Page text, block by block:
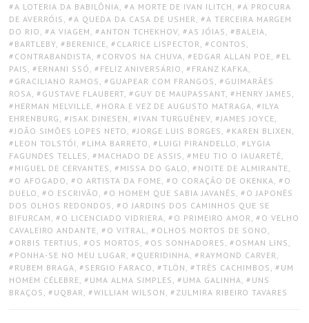
A LOTERIA DA BABILÔNIA, A MORTE DE IVAN ILITCH , A PROCURA
DE AVERRÓIS , A QUEDA DA CASA DE USHER, A TERCEIRA MARGEM
DO RIO , A VIAGEM , ANTON TCHEKHOV, AS JÓIAS , BALEIA,
BARTLEBY, BERENICE, CLARICE LISPECTOR, CONTOS ,
CONTRABANDISTA, CORVOS NA CHUVA, EDGAR ALLAN POE, EL
PAIS , ERNANI SSÓ , FELIZ ANIVERSÁRIO , FRANZ KAFKA,
GRACILIANO RAMOS , GUAPEAR COM FRANGOS , GUIMARÃES
ROSA, GUSTAVE FLAUBERT, GUY DE MAUPASSANT, HENRY JAMES ,
HERMAN MELVILLE, HORA E VEZ DE AUGUSTO MATRAGA, ILYA
EHRENBURG , ISAK DINESEN , IVAN TURGUÊNEV, JAMES JOYCE,
JOÃO SIMÕES LOPES NETO , JORGE LUIS BORGES , KAREN BLIXEN ,
LEON TOLSTÓI , LIMA BARRETO , LUIGI PIRANDELLO , LYGIA
FAGUNDES TELLES , MACHADO DE ASSIS , MEU TIO O IAUARETÊ,
MIGUEL DE CERVANTES , MISSA DO GALO , NOITE DE ALMIRANTE,
O AFOGADO , O ARTISTA DA FOME, O CORAÇÃO DE OKENKA, O
DUELO , O ESCRIVÃO , O HOMEM QUE SABIA JAVANÊS , O JAPONÊS
DOS OLHOS REDONDOS , O JARDINS DOS CAMINHOS QUE SE
BIFURCAM , O LICENCIADO VIDRIERA, O PRIMEIRO AMOR, O VELHO
CAVALEIRO ANDANTE, O VITRAL, OLHOS MORTOS DE SONO ,
ORBIS TERTIUS , OS MORTOS , OS SONHADORES , OSMAN LINS ,
PONHA-SE NO MEU LUGAR, QUERIDINHA, RAYMOND CARVER,
RUBEM BRAGA, SERGIO FARACO , TLÖN , TRÊS CACHIMBOS , UM
HOMEM CÉLEBRE, UMA ALMA SIMPLES , UMA GALINHA, UNS
BRAÇOS , UQBAR, WILLIAM WILSON , ZULMIRA RIBEIRO TAVARES